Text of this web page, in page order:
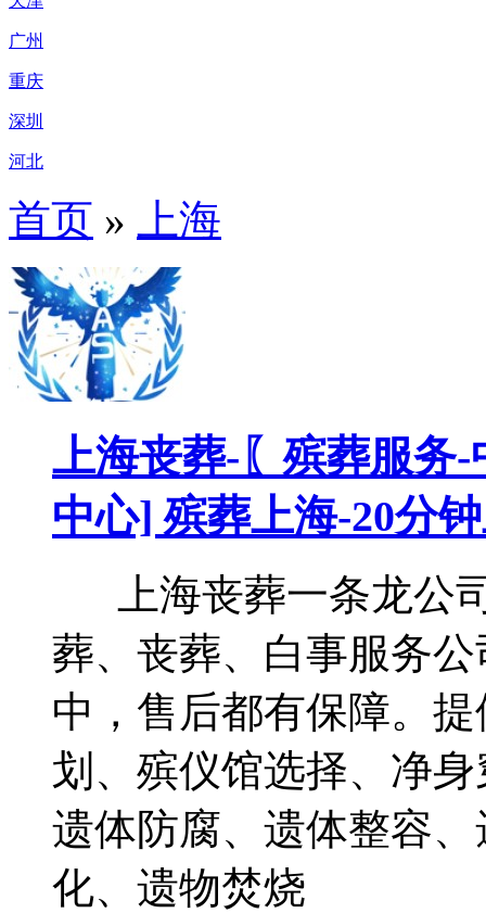
广州
重庆
深圳
河北
首页 » 上海
上海丧葬-〖殡葬服务
中心] 殡葬上海-20分
上海丧葬一条龙公
葬、丧葬、白事服务
中，售后都有保障。
划、殡仪馆选择、净
遗体防腐、遗体整容
化、遗物焚烧